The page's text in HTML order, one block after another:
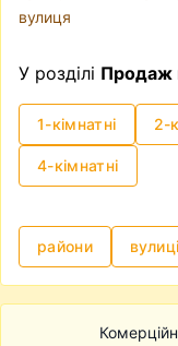
вулиця
У розділі Продаж
1-кімнатні 2-
4-кімнатні
райони вулиці